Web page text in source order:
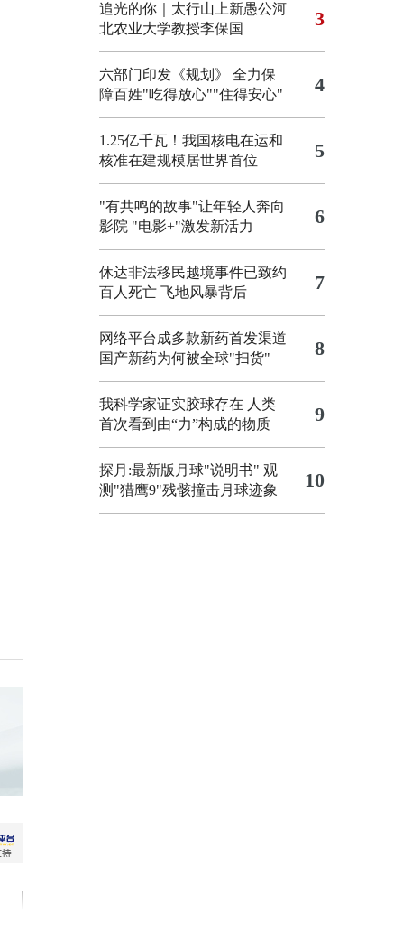
追光的你｜太行山上新愚公河
北农业大学教授李保国
3
六部门印发《规划》 全力保
障百姓"吃得放心""住得安心"
4
1.25亿千瓦！我国核电在运和
核准在建规模居世界首位
5
"有共鸣的故事"让年轻人奔向
影院 "电影+"激发新活力 6
休达非法移民越境事件已致约
百人死亡 飞地风暴背后 7
网络平台成多款新药首发渠道
国产新药为何被全球"扫货"
8
我科学家证实胶球存在 人类
首次看到由“力”构成的物质
9
探月:最新版月球"说明书" 观
测"猎鹰9"残骸撞击月球迹象
10